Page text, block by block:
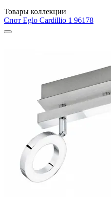
Товары коллекции
Спот Eglo Cardillio 1 96178